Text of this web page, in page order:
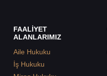
FAALİYET
ALANLARIMIZ
Aile Hukuku
İş Hukuku